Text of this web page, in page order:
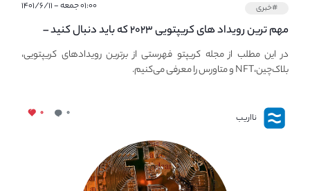
#خبری ۰۱:۰۰ جمعه - ۱۴۰۱/۶/۱۱
مهم ترین رویداد های کریپتویی ۲۰۲۳ که باید دنبال کنید –
معرفی بهترین رویداد های جهانی
در این مطلب از مجله کریپتو فهرستی از برترین رویدادهای کریپتویی،
بلاک‌چین،NFT و متاورس را معرفی می‌کنیم.
نااریب ۰ ۰